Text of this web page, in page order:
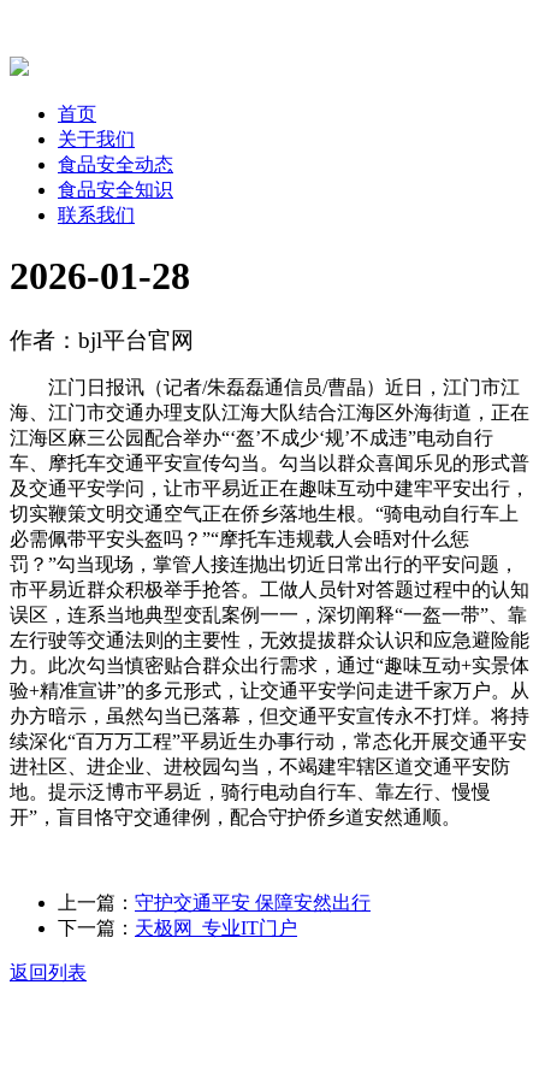
首页
关于我们
食品安全动态
食品安全知识
联系我们
2026-01-28
作者：bjl平台官网
江门日报讯（记者/朱磊磊通信员/曹晶）近日，江门市江
海、江门市交通办理支队江海大队结合江海区外海街道，正在
江海区麻三公园配合举办“‘盔’不成少‘规’不成违”电动自行
车、摩托车交通平安宣传勾当。勾当以群众喜闻乐见的形式普
及交通平安学问，让市平易近正在趣味互动中建牢平安出行，
切实鞭策文明交通空气正在侨乡落地生根。“骑电动自行车上
必需佩带平安头盔吗？”“摩托车违规载人会晤对什么惩
罚？”勾当现场，掌管人接连抛出切近日常出行的平安问题，
市平易近群众积极举手抢答。工做人员针对答题过程中的认知
误区，连系当地典型变乱案例一一，深切阐释“一盔一带”、靠
左行驶等交通法则的主要性，无效提拔群众认识和应急避险能
力。此次勾当慎密贴合群众出行需求，通过“趣味互动+实景体
验+精准宣讲”的多元形式，让交通平安学问走进千家万户。从
办方暗示，虽然勾当已落幕，但交通平安宣传永不打烊。将持
续深化“百万万工程”平易近生办事行动，常态化开展交通平安
进社区、进企业、进校园勾当，不竭建牢辖区道交通平安防
地。提示泛博市平易近，骑行电动自行车、靠左行、慢慢
开”，盲目恪守交通律例，配合守护侨乡道安然通顺。
上一篇： 守护交通平安 保障安然出行
下一篇： 天极网_专业IT门户
返回列表